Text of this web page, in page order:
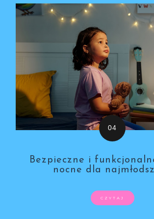
Bezpieczne i
nocne dla
CZYTAJ